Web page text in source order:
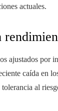
actuales.
ajustados
caída en
al